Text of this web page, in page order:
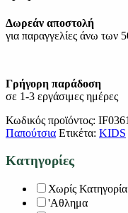
Δωρεάν αποστολή
για παραγγελίες άνω των
Γρήγορη παράδοση
σε 1-3 εργάσιμες ημέρες
Κωδικός προϊόντος: IF0361
Παπούτσια Ετικέτα: KIDS
Κατηγορίες
Χωρίς Κατηγορία
'Αθλημα